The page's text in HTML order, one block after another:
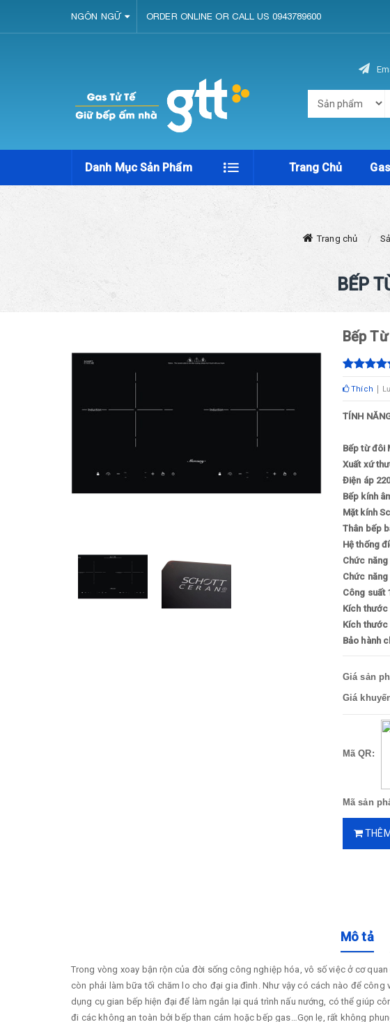
NGÔN NGỮ ORDER ONLINE OR CALL US 0943789600
Danh Mục Sản Phẩm Trang Chủ
Trang chủ
BẾP
Bếp
Thích
TÍNH
Bếp từ đôi
Xuất xứ
Điện áp
Bếp kính
Mặt kính
Thân bếp
Hệ thống
Chức năng
Chức
Công suất
Kích thước
Kích thước
Bảo hành
Giá sản
Giá
Mã QR:
Mã sản
Mô tả
Trong vòng xoay bận rộn của đời sống công nghiệp hóa, vô số việc ở cơ
còn phải làm bữa tối chăm lo cho đại gia đình. Như vậy có cách nào để
dụng cụ gian bếp hiện đại để làm ngắn lại quá trình nấu nướng, có thể giúp
đi các không an toàn bởi bếp than cám hoặc bếp gas…Gọn lẹ, rất không